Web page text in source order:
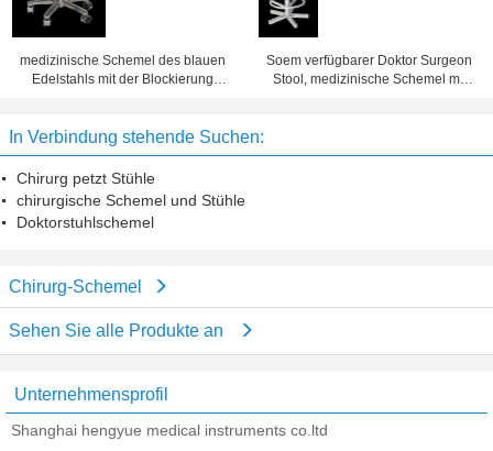
medizinische Schemel des blauen
Edelstahls mit der Blockierung
Soem verfügbarer Doktor Surgeon
Stool, medizinische Schemel mit
In Verbindung stehende Suchen:
Chirurg petzt Stühle
chirurgische Schemel und Stühle
Doktorstuhlschemel
Chirurg-Schemel
Sehen Sie alle Produkte an
Unternehmensprofil
Shanghai hengyue medical instruments co.ltd